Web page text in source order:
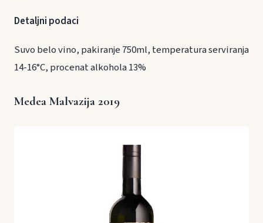
Detaljni podaci
Suvo belo vino, pakiranje 750ml, temperatura serviranja
14-16°C, procenat alkohola 13%
Medea Malvazija 2019